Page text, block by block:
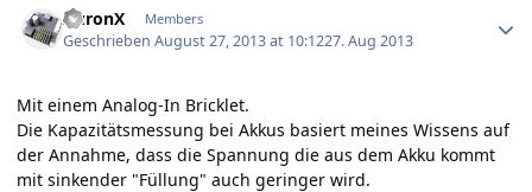
AuronX Members
GeschriebenAugust 27, 2013 at 10:1227. Aug 2013
Mit einem Analog-In Bricklet.
Die Kapazitätsmessung bei Akkus basiert meines Wissens auf
der Annahme, dass die Spannung die aus dem Akku kommt
mit sinkender "Füllung" auch geringer wird.